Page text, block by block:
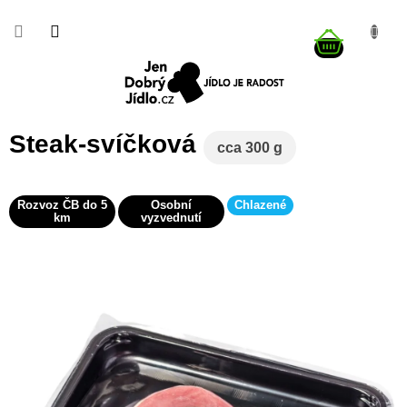
obsah
Steak-svíčková cca 300 g
Rozvoz ČB do 5
km
Osobní
vyzvednutí
Chlazené